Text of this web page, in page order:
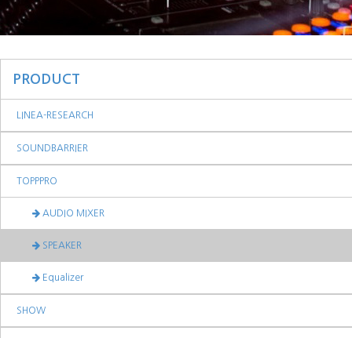
PRODUCT
LINEA-RESEARCH
SOUNDBARRIER
TOPPPRO
AUDIO MIXER
SPEAKER
Equalizer
SHOW